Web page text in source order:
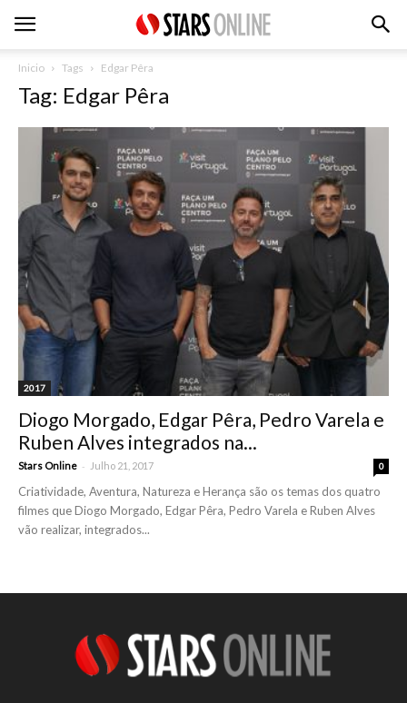
Inicio Tags Edgar Pêra
Tag: Edgar Pêra
2017
Diogo Morgado, Edgar Pêra, Pedro Varela e
Ruben Alves integrados na...
Stars Online - Julho 21, 2017 0
Criatividade, Aventura, Natureza e Herança são os temas dos quatro
filmes que Diogo Morgado, Edgar Pêra, Pedro Varela e Ruben Alves
vão realizar, integrados...